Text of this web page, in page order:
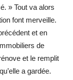
» Tout va alors
font merveille.
et en
de
et le remplit
a gardée.